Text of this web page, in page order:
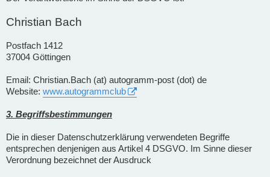
Christian Bach
Postfach 1412
37004 Göttingen
Email: Christian.Bach (at) autogramm-post (dot) de
Website: www.autogrammclub
3. Begriffsbestimmungen
Die in dieser Datenschutzerklärung verwendeten Begriffe
entsprechen denjenigen aus Artikel 4 DSGVO. Im Sinne dieser
Verordnung bezeichnet der Ausdruck